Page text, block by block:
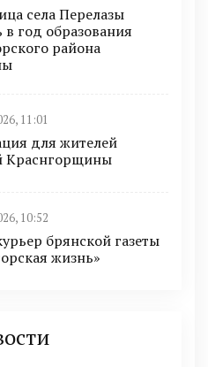
села Перелазы
в год образования
района
11:01
для жителей
Краснгорщины
10:52
брянской газеты
жизнь»